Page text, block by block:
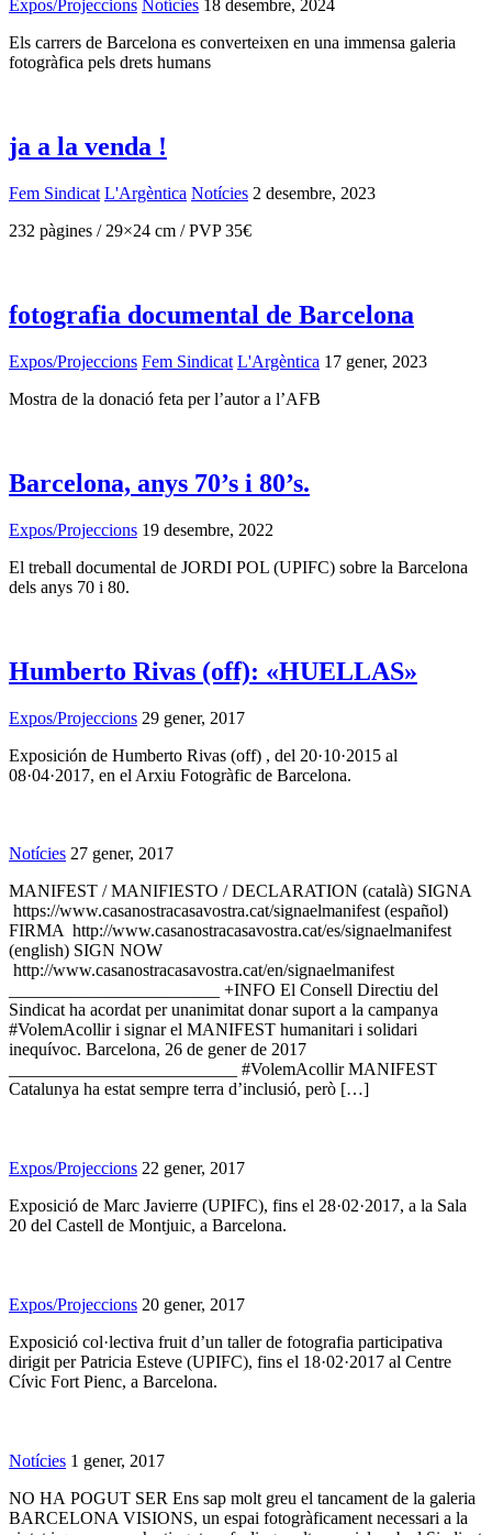
Expos/Projeccions Notícies 18 desembre, 2024
Els carrers de Barcelona es converteixen en una immensa galeria
fotogràfica pels drets humans
ja a la venda !
Fem Sindicat L'Argèntica Notícies 2 desembre, 2023
232 pàgines / 29×24 cm / PVP 35€
fotografia documental de Barcelona
Expos/Projeccions Fem Sindicat L'Argèntica 17 gener, 2023
Mostra de la donació feta per l’autor a l’AFB
Barcelona, anys 70’s i 80’s.
Expos/Projeccions 19 desembre, 2022
El treball documental de JORDI POL (UPIFC) sobre la Barcelona
dels anys 70 i 80.
Humberto Rivas (off): «HUELLAS»
Expos/Projeccions 29 gener, 2017
Exposición de Humberto Rivas (off) , del 20·10·2015 al
08·04·2017, en el Arxiu Fotogràfic de Barcelona.
Notícies 27 gener, 2017
MANIFEST / MANIFIESTO / DECLARATION (català) SIGNA
https://www.casanostracasavostra.cat/signaelmanifest (español)
FIRMA http://www.casanostracasavostra.cat/es/signaelmanifest
(english) SIGN NOW
http://www.casanostracasavostra.cat/en/signaelmanifest
________________________ +INFO El Consell Directiu del
Sindicat ha acordat per unanimitat donar suport a la campanya
#VolemAcollir i signar el MANIFEST humanitari i solidari
inequívoc. Barcelona, 26 de gener de 2017
__________________________ #VolemAcollir MANIFEST
Catalunya ha estat sempre terra d’inclusió, però […]
Expos/Projeccions 22 gener, 2017
Exposició de Marc Javierre (UPIFC), fins el 28·02·2017, a la Sala
20 del Castell de Montjuic, a Barcelona.
Expos/Projeccions 20 gener, 2017
Exposició col·lectiva fruit d’un taller de fotografia participativa
dirigit per Patricia Esteve (UPIFC), fins el 18·02·2017 al Centre
Cívic Fort Pienc, a Barcelona.
Notícies 1 gener, 2017
NO HA POGUT SER Ens sap molt greu el tancament de la galeria
BARCELONA VISIONS, un espai fotogràficament necessari a la